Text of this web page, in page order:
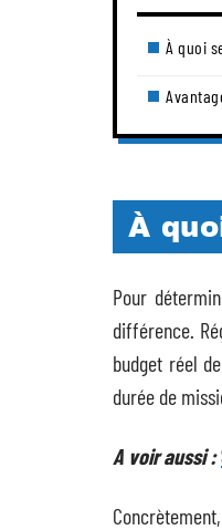
À quoi
À
Pour
différence.
budget réel
durée de
A voir aussi :